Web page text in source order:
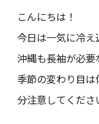
こんにちは！
今日は一気に冷え
沖縄も長袖が必
季節の変わり目
分注意してくださ